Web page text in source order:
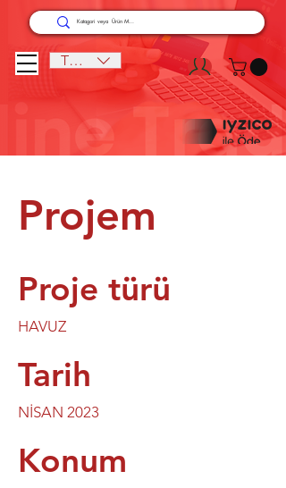
TRY (₺)
Projem
Proje türü
HAVUZ
Tarih
NİSAN 2023
Konum